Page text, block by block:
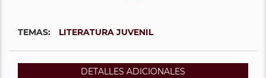
TEMAS: LITERATURA JUVENIL
DETALLES ADICIONALES